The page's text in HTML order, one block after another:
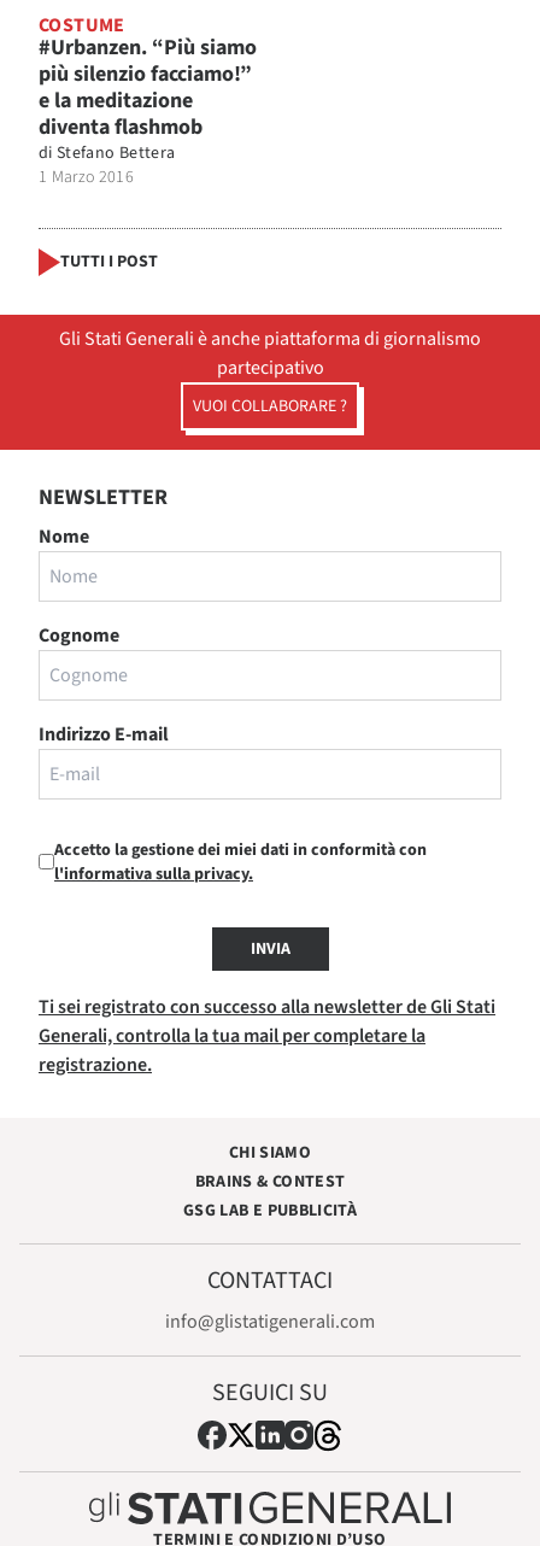
COSTUME
#Urbanzen. “Più siamo
più silenzio facciamo!”
e la meditazione
diventa flashmob
di Stefano Bettera
1 Marzo 2016
TUTTI I POST
Gli Stati Generali è anche piattaforma di giornalismo
partecipativo
VUOI COLLABORARE ?
NEWSLETTER
Nome
Cognome
Indirizzo E-mail
Accetto la gestione dei miei dati in conformità con
l'informativa sulla privacy.
INVIA
Ti sei registrato con successo alla newsletter de Gli Stati
Generali, controlla la tua mail per completare la
registrazione.
CHI SIAMO
BRAINS & CONTEST
GSG LAB E PUBBLICITÀ
CONTATTACI
info@glistatigenerali.com
SEGUICI SU
TERMINI E CONDIZIONI D’USO